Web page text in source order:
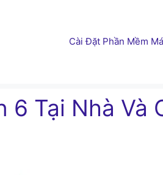
Cài Đặt Phần Mềm
6 Tại Nhà Và